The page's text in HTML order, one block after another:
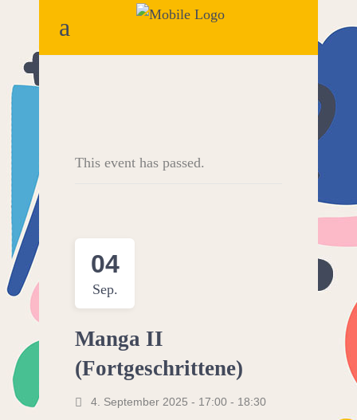
This event has passed.
04
Sep.
Manga II
(Fortgeschrittene)
4. September 2025 - 17:00 - 18:30